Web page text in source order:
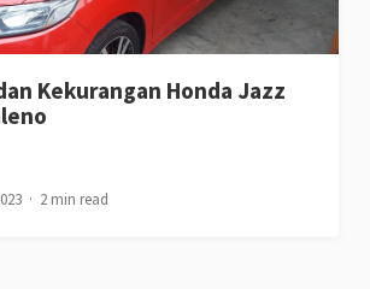
Kekurangan Honda Jazz
2 min read